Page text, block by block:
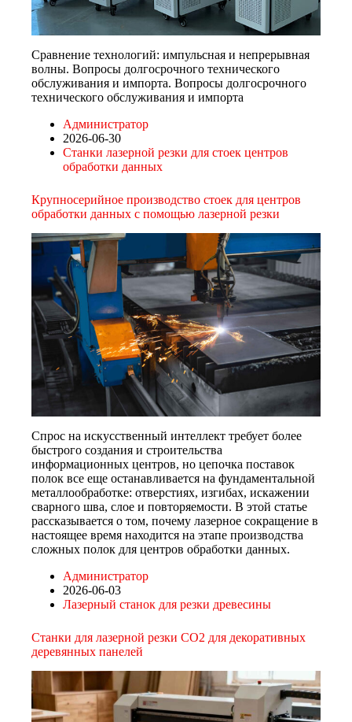
Сравнение технологий: импульсная и непрерывная
волны. Вопросы долгосрочного технического
обслуживания и импорта. Вопросы долгосрочного
технического обслуживания и импорта
Администратор
2026-06-30
Станки лазерной резки для стоек центров
обработки данных
Крупносерийное производство стоек для центров
обработки данных с помощью лазерной резки
Спрос на искусственный интеллект требует более
быстрого создания и строительства
информационных центров, но цепочка поставок
полок все еще останавливается на фундаментальной
металлообработке: отверстиях, изгибах, искажении
сварного шва, слое и повторяемости. В этой статье
рассказывается о том, почему лазерное сокращение в
настоящее время находится на этапе производства
сложных полок для центров обработки данных.
Администратор
2026-06-03
Лазерный станок для резки древесины
Станки для лазерной резки CO2 для декоративных
деревянных панелей